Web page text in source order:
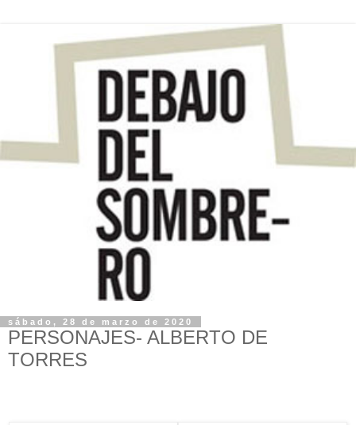
sábado, 28 de marzo de 2020
PERSONAJES- ALBERTO DE
TORRES